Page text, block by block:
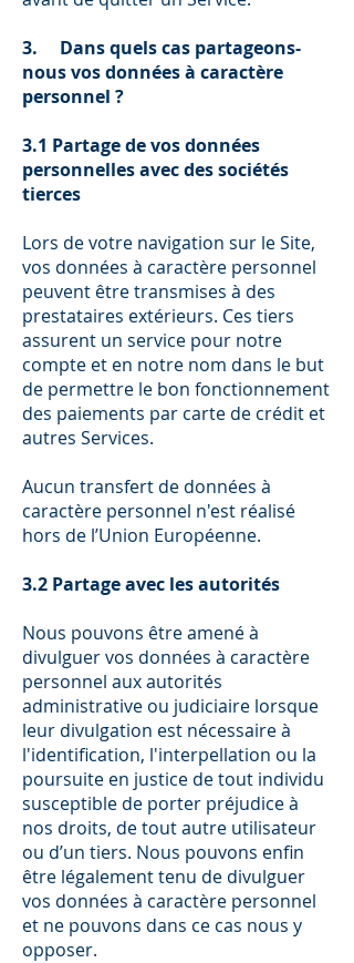
3. Dans quels cas partageons-
nous vos données à caractère
personnel ?
3.1 Partage de vos données
personnelles avec des sociétés
tierces
Lors de votre navigation sur le Site,
vos données à caractère personnel
peuvent être transmises à des
prestataires extérieurs. Ces tiers
assurent un service pour notre
compte et en notre nom dans le but
de permettre le bon fonctionnement
des paiements par carte de crédit et
autres Services.
Aucun transfert de données à
caractère personnel n'est réalisé
hors de l’Union Européenne.
3.2 Partage avec les autorités
Nous pouvons être amené à
divulguer vos données à caractère
personnel aux autorités
administrative ou judiciaire lorsque
leur divulgation est nécessaire à
l'identification, l'interpellation ou la
poursuite en justice de tout individu
susceptible de porter préjudice à
nos droits, de tout autre utilisateur
ou d’un tiers. Nous pouvons enfin
être légalement tenu de divulguer
vos données à caractère personnel
et ne pouvons dans ce cas nous y
opposer.